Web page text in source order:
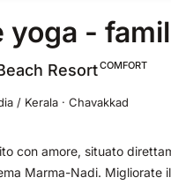
yoga -
ResortCOMFORT
/ Kerala · Chavakkad
con amore, situato
Marma-Nadi.